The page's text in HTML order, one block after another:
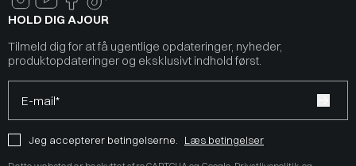
HOLD DIG AJOUR
Tilmeld dig for at få ugentlige opdateringer, nyheder,
produktopdateringer og eksklusivt indhold først.
E-mail*
Jeg accepterer betingelserne. Læs betingelser